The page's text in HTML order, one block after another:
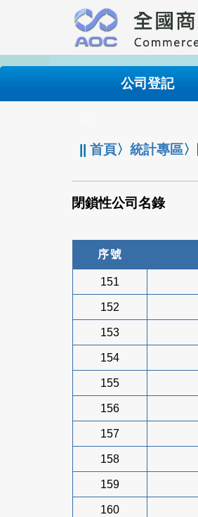
要
內
公司登記
||首頁〉統計專區〉
閉鎖性公司名錄
序號
151
152
153
154
155
156
157
158
159
160